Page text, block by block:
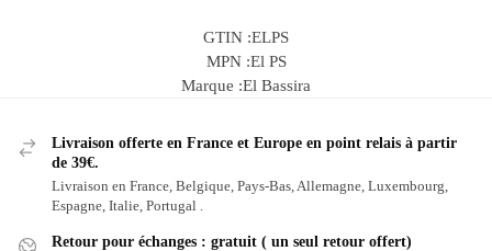
GTIN :ELPS
MPN :El PS
Marque :El Bassira
Livraison offerte en France et Europe en point relais à partir
de 39€.
Livraison en France, Belgique, Pays-Bas, Allemagne, Luxembourg,
Espagne, Italie, Portugal .
Retour pour échanges : gratuit ( un seul retour offert)